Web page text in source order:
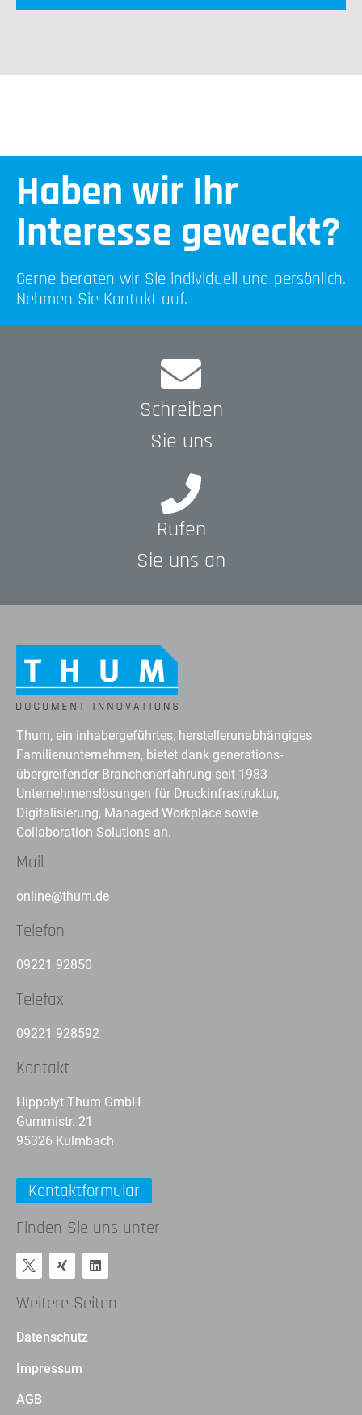
Haben wir Ihr
Interesse geweckt?
Gerne beraten wir Sie individuell und persönlich.
Nehmen Sie Kontakt auf.
Schreiben
Sie uns
Rufen
Sie uns an
Thum, ein inhabergeführtes, herstellerunabhängiges
Familienunternehmen, bietet dank generations-
übergreifender Branchenerfahrung seit 1983
Unternehmenslösungen für Druckinfrastruktur,
Digitalisierung, Managed Workplace sowie
Collaboration Solutions an.
Mail
online@thum.de
Telefon
09221 92850
Telefax
09221 928592
Kontakt
Hippolyt Thum GmbH
Gummistr. 21
95326 Kulmbach
Kontaktformular
Finden Sie uns unter
Weitere Seiten
Datenschutz
Impressum
AGB